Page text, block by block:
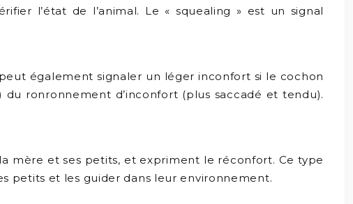
l’état de l’animal. Le « squealing » est un signal
également signaler un léger inconfort si le cochon
ronronnement d’inconfort (plus saccadé et tendu).
mère et ses petits, et expriment le réconfort. Ce type
petits et les guider dans leur environnement.